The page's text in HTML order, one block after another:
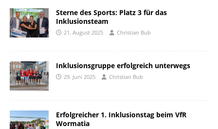
Sterne des Sports: Platz 3 für das
Inklusionsteam
21. August 2025 Christian Bub
Inklusionsgruppe erfolgreich unterwegs
29. Juni 2025 Christian Bub
Erfolgreicher 1. Inklusionstag beim VfR
Wormatia